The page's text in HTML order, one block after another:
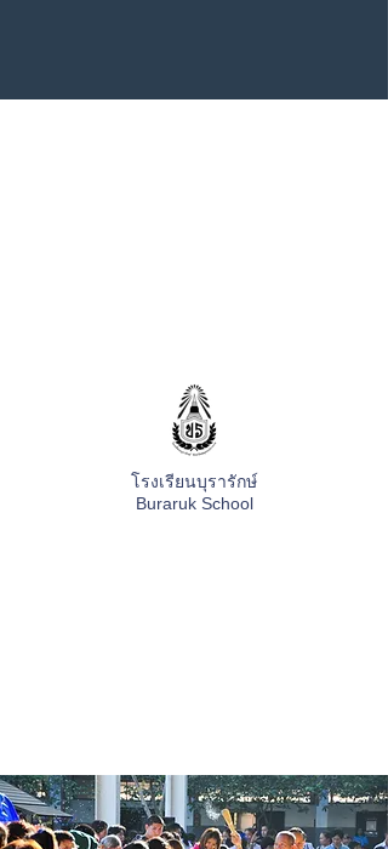
โรงเรียนบุรารักษ์
Buraruk School